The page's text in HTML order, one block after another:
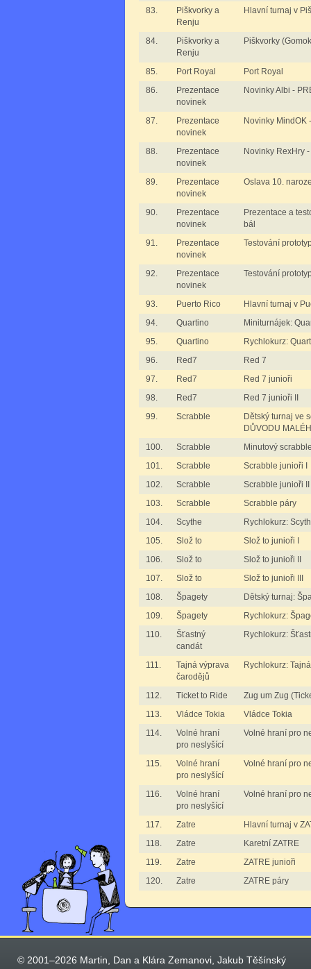
83.
Piškvorky a
Renju
Hlavní turnaj v
84.
Piškvorky a
Renju
Piškvorky
85. Port Royal
Port Royal
86.
Prezentace
novinek
Novinky Albi -
87.
Prezentace
novinek
Novinky MindOK
88.
Prezentace
novinek
Novinky RexHry
89.
Prezentace
novinek
Oslava 10.
90.
Prezentace
novinek
Prezentace a
bál
91.
Prezentace
novinek
Testování
92.
Prezentace
novinek
Testování
93. Puerto Rico
Hlavní turnaj v
94.
Quartino
Miniturnájek:
95.
Quartino
Rychlokurz:
96.
Red7
Red 7
97.
Red7
Red 7 junioři
98.
Red7
Red 7 junioři II
99.
Scrabble
Dětský turnaj ve
DŮVODU
100.
Scrabble
Minutový
101.
Scrabble
Scrabble junioři I
102.
Scrabble
Scrabble junioři II
103.
Scrabble
Scrabble páry
104.
Scythe
Rychlokurz:
105.
Slož to
Slož to junioři I
106.
Slož to
Slož to junioři II
107.
Slož to
Slož to junioři III
108.
Špagety
Dětský turnaj:
109.
Špagety
Rychlokurz:
110.
Šťastný
candát
Rychlokurz:
111.
Tajná výprava
čarodějů
Rychlokurz:
112. Ticket to Ride
Zug um Zug
113.
Vládce Tokia
Vládce Tokia
114.
Volné hraní
pro neslyšící
Volné hraní pro
115.
Volné hraní
pro neslyšící
Volné hraní pro
116.
Volné hraní
pro neslyšící
Volné hraní pro
117. Zatre
Hlavní turnaj v
118.
Zatre
Karetní ZATRE
119.
Zatre
ZATRE junioři
120.
Zatre ZATRE páry
© 2001–2026 Martin, Dan a Klára Zemanovi, Jakub Těšínský